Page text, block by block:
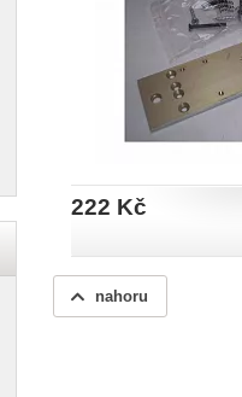
222 Kč
nahoru